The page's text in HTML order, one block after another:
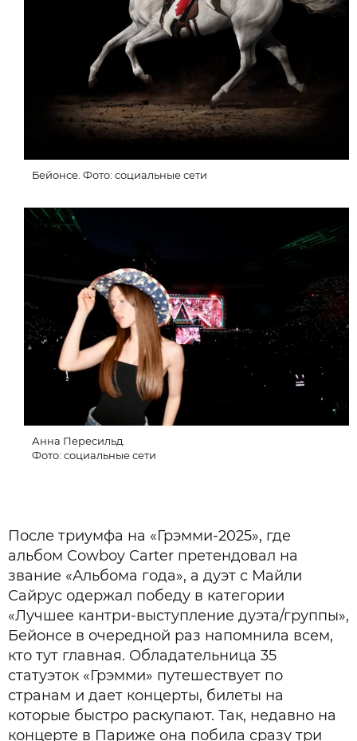
Бейонсе. Фото: социальные сети
Анна Пересильд.
Фото: социальные сети
После триумфа на «Грэмми-2025», где
альбом Cowboy Carter претендовал на
звание «Альбома года», а дуэт с Майли
Сайрус одержал победу в категории
«Лучшее кантри-выступление дуэта/группы»,
Бейонсе в очередной раз напомнила всем,
кто тут главная. Обладательница 35
статуэток «Грэмми» путешествует по
странам и дает концерты, билеты на
которые быстро раскупают. Так, недавно на
концерте в Париже она побила сразу три